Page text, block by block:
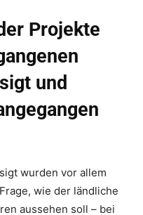
Projekte
und
wurden vor allem
wie der ländliche
aussehen soll – bei